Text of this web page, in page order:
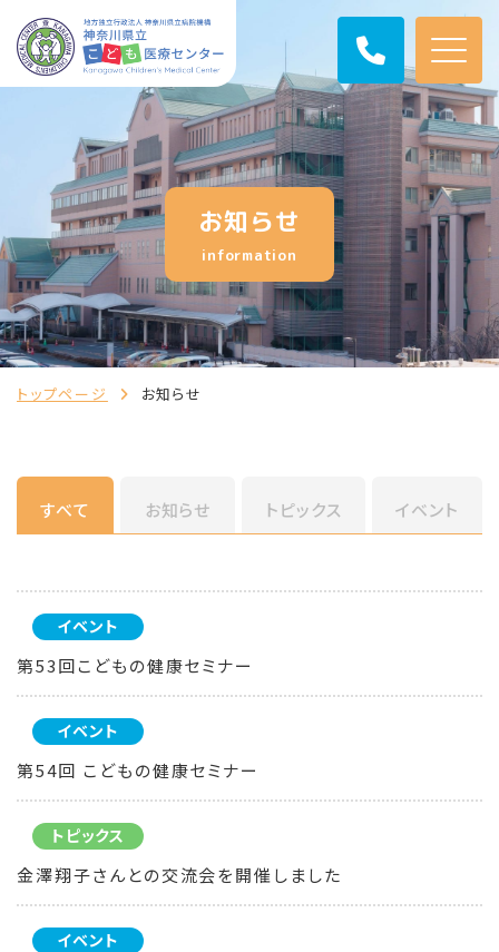
お知らせ
information
トップページ お知らせ
すべて お知らせ トピックス イベント
イベント
第53回こどもの健康セミナー
イベント
第54回 こどもの健康セミナー
トピックス
金澤翔子さんとの交流会を開催しました
イベント